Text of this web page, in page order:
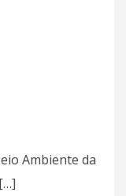
Ambiente da